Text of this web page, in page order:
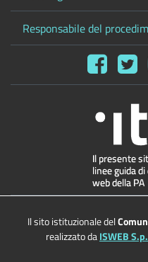
Responsabile del
Il sito istituzionale del
realizzato daISWEB